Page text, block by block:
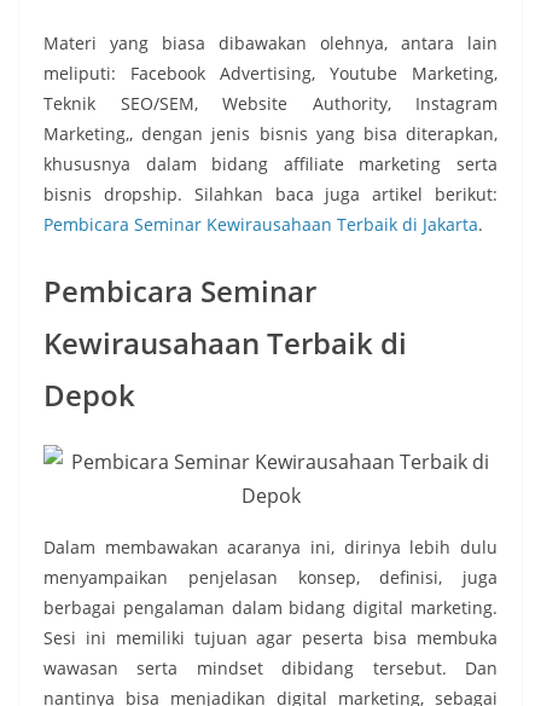
Materi yang biasa dibawakan olehnya, antara lain
meliputi: Facebook Advertising, Youtube Marketing,
Teknik SEO/SEM, Website Authority, Instagram
Marketing,, dengan jenis bisnis yang bisa diterapkan,
khususnya dalam bidang affiliate marketing serta
bisnis dropship. Silahkan baca juga artikel berikut:
Pembicara Seminar Kewirausahaan Terbaik di Jakarta.
Pembicara Seminar
Kewirausahaan Terbaik di
Depok
Dalam membawakan acaranya ini, dirinya lebih dulu
menyampaikan penjelasan konsep, definisi, juga
berbagai pengalaman dalam bidang digital marketing.
Sesi ini memiliki tujuan agar peserta bisa membuka
wawasan serta mindset dibidang tersebut. Dan
nantinya bisa menjadikan digital marketing, sebagai